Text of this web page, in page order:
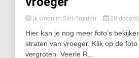
Ik woon in Sint-Truiden 28
Hier kan je nog meer foto’s
straten van vroeger. Klik op de
vergroten. Veerle R...